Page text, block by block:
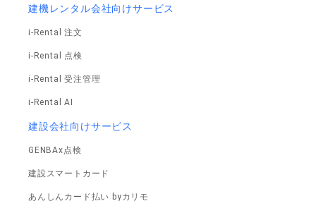
建機レンタル会社向けサービス
i-Rental 注文
i-Rental 点検
i-Rental 受注管理
i-Rental AI
建設会社向けサービス
GENBAx点検
建設スマートカード
あんしんカード払い byカリモ